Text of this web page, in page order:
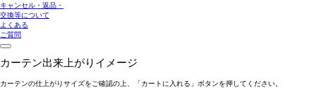
キャンセル・返品・
交換等について
よくある
ご質問
カーテン出来上がりイメージ
カーテンの仕上がりサイズをご確認の上、「カートに入れる」ボタンを押してください。